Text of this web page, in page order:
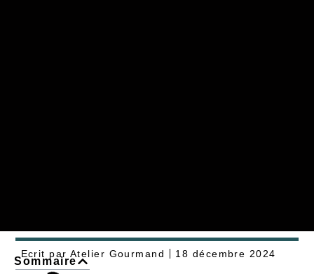
Ecrit par Atelier Gourmand 18 décembre 2024
Sommaire